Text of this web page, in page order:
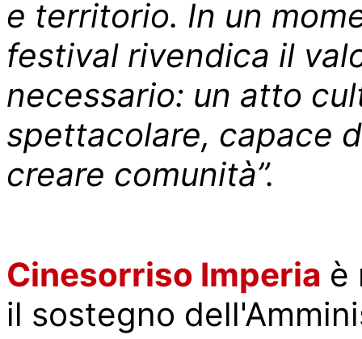
e territorio. In un
festival rivendica il
necessario: un atto
spettacolare, capace
creare comunità”.
Cinesorriso Imperia è
il sostegno